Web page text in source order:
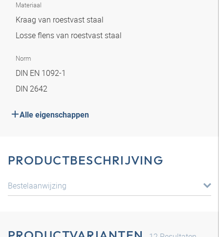
Materiaal
Kraag van roestvast staal
Losse flens van roestvast staal
Norm
DIN EN 1092-1
DIN 2642
Alle eigenschappen
PRODUCTBESCHRIJVING
Bestelaanwijzing